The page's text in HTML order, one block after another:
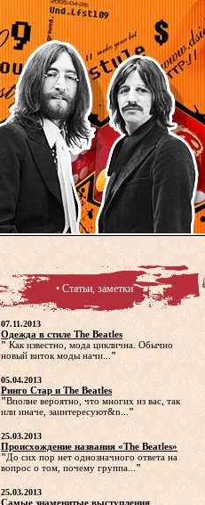
• Статьи, заметки
07.11.2013
Одежда в стиле The Beatles
" Как известно, мода циклична. Обычно
новый виток моды начи... "
05.04.2013
Ринго Стар и The Beatles
"Вполне вероятно, что многих из вас, так
или иначе, заинтересуют&n... "
25.03.2013
Происхождение названия «The Beatles»
"До сих пор нет однозначного ответа на
вопрос о том, почему группа... "
25.03.2013
Самые знаменитые выступления